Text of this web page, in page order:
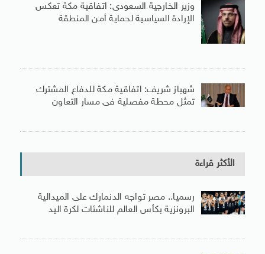
وزير الخارجية السعودى: اتفاقية مكة تعكس
الإرادة السياسية لحماية أمن المنطقة
شهباز شريف: اتفاقية مكة للدفاع المشترك
تمثل محطة مفصلية فى مسار التعاون
الأكثر قراءة
رسميا.. مصر تواجه الدنمارك على الميدالية
البرونزية بكأس العالم للناشئات لكرة اليد